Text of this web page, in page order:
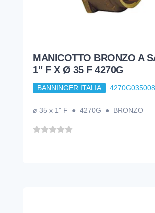
MANICOTTO BRONZO A
1" F X Ø 35 F 4270G
BANNINGER ITALIA
ø 35 x 1" F ● 4270G ● BRONZO